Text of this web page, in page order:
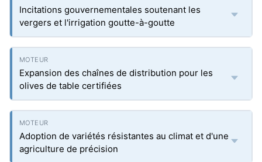
Incitations gouvernementales soutenant les
vergers et l'irrigation goutte-à-goutte
Expansion des chaînes de distribution pour les
olives de table certifiées
Adoption de variétés résistantes au climat et d'une
agriculture de précision